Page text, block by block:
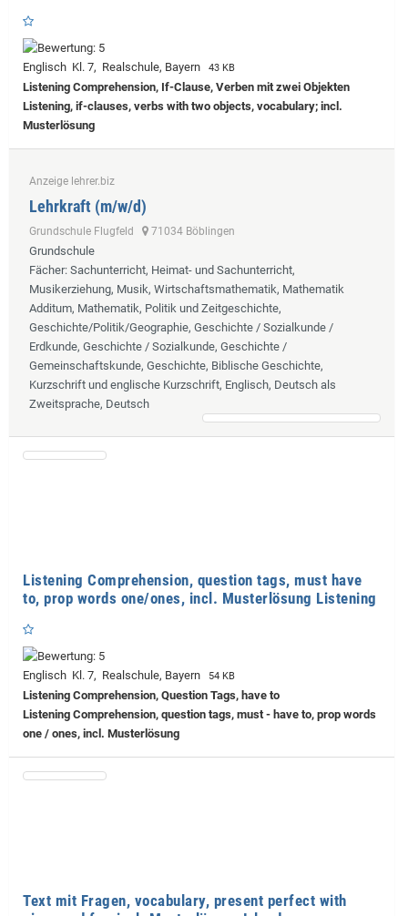
Englisch Kl. 7, Realschule, Bayern 43 KB
Listening Comprehension, If-Clause, Verben mit zwei Objekten
Listening, if-clauses, verbs with two objects, vocabulary; incl.
Musterlösung
Anzeige lehrer.biz
Lehrkraft (m/w/d)
Grundschule Flugfeld 71034 Böblingen
Grundschule
Fächer: Sachunterricht, Heimat- und Sachunterricht,
Musikerziehung, Musik, Wirtschaftsmathematik, Mathematik
Additum, Mathematik, Politik und Zeitgeschichte,
Geschichte/Politik/Geographie, Geschichte / Sozialkunde /
Erdkunde, Geschichte / Sozialkunde, Geschichte /
Gemeinschaftskunde, Geschichte, Biblische Geschichte,
Kurzschrift und englische Kurzschrift, Englisch, Deutsch als
Zweitsprache, Deutsch
Listening Comprehension, question tags, must have
to, prop words one/ones, incl. Musterlösung Listening
Englisch Kl. 7, Realschule, Bayern 54 KB
Listening Comprehension, Question Tags, have to
Listening Comprehension, question tags, must - have to, prop words
one / ones, incl. Musterlösung
Text mit Fragen, vocabulary, present perfect with